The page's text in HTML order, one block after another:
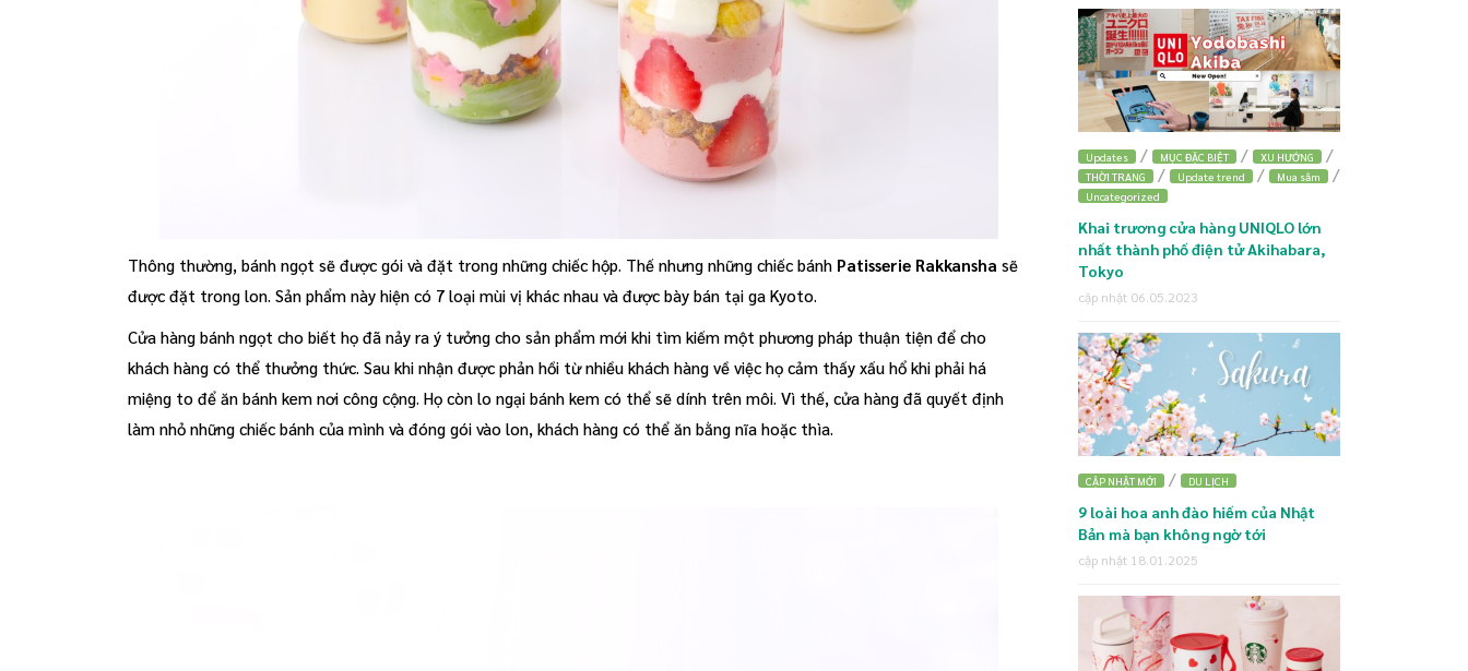
Thông thường, bánh ngọt sẽ được gói và đặt trong những chiếc hộp. Thế nhưng những chiếc bánh Patisserie Rakkansha sẽ
được đặt trong lon. Sản phẩm này hiện có 7 loại mùi vị khác nhau và được bày bán tại ga Kyoto.
Cửa hàng bánh ngọt cho biết họ đã nảy ra ý tưởng cho sản phẩm mới khi tìm kiếm một phương pháp thuận tiện để cho
khách hàng có thể thưởng thức. Sau khi nhận được phản hồi từ nhiều khách hàng về việc họ cảm thấy xấu hổ khi phải há
miệng to để ăn bánh kem nơi công cộng. Họ còn lo ngại bánh kem có thể sẽ dính trên môi. Vì thế, cửa hàng đã quyết định
làm nhỏ những chiếc bánh của mình và đóng gói vào lon, khách hàng có thể ăn bằng nĩa hoặc thìa.
Updates / MỤC ĐẶC BIỆT / XU HƯỚNG /
THỜI TRANG / Update trend / Mua sắm /
Uncategorized
Khai trương cửa hàng UNIQLO lớn
nhất thành phố điện tử Akihabara,
Tokyo
cập nhật 06.05.2023
CẬP NHẬT MỚI / DU LỊCH
9 loài hoa anh đào hiếm của Nhật
Bản mà bạn không ngờ tới
cập nhật 18.01.2025